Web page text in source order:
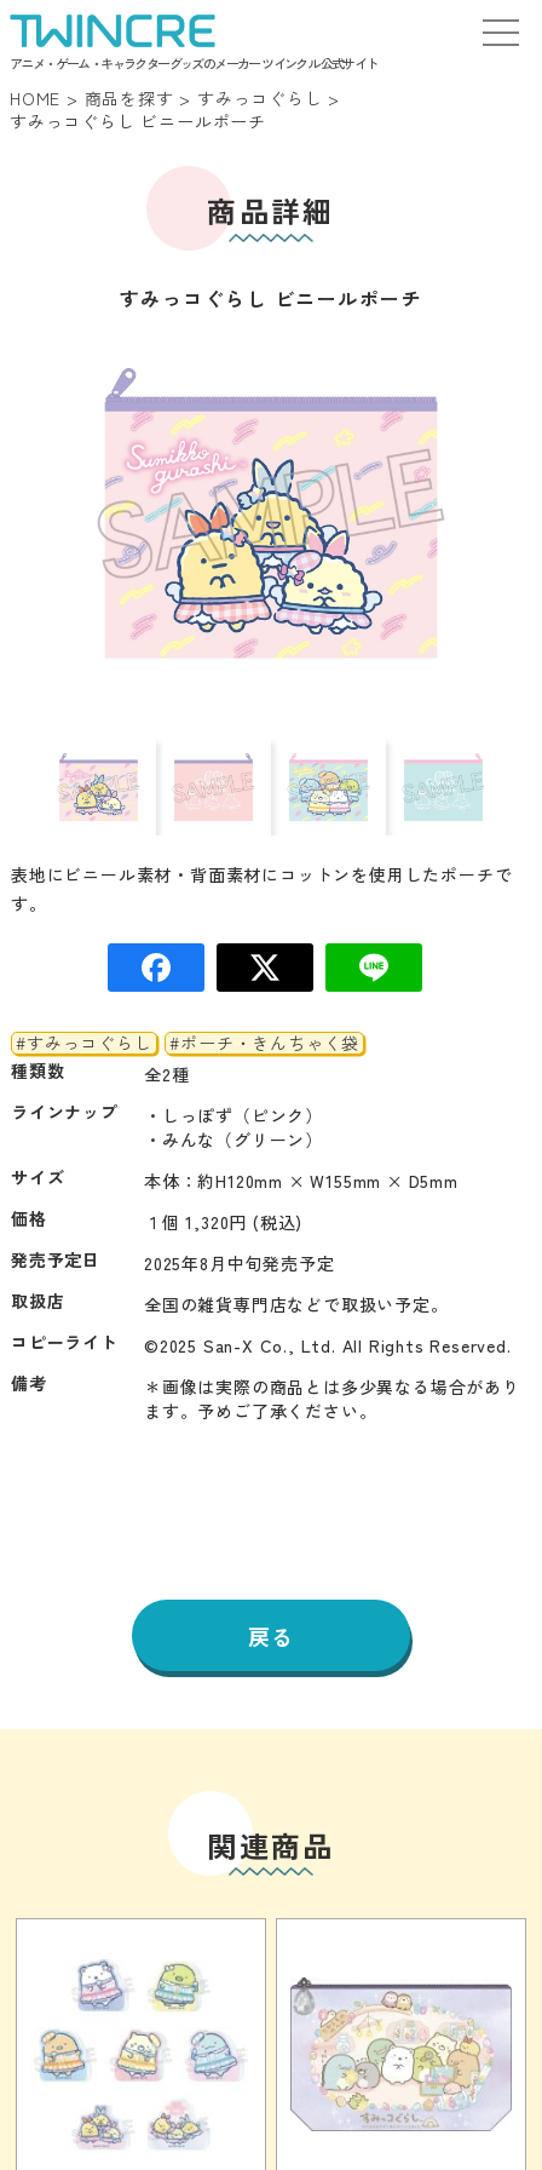
アニメ・ゲーム・キャラクターグッズのメーカー ツインクル 公式サイト
HOME > 商品を探す > すみっコぐらし >
すみっコぐらし ビニールポーチ
商品詳細
すみっコぐらし ビニールポーチ
表地にビニール素材・背面素材にコットンを使用したポーチで
す。
#すみっコぐらし
#ポーチ・きんちゃく袋
種類数
全2種
ラインナップ
・しっぽず（ピンク）
・みんな（グリーン）
サイズ
本体：約H120mm × W155mm × D5mm
価格
１個 1,320円 (税込)
発売予定日
2025年8月中旬発売予定
取扱店
全国の雑貨専門店などで取扱い予定。
コピーライト
©2025 San-X Co., Ltd. All Rights Reserved.
備考
＊画像は実際の商品とは多少異なる場合があり
ます。予めご了承ください。
戻る
関連商品